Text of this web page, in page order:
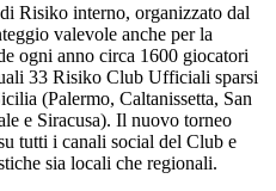
Risiko interno, organizzato dal
valevole anche per la
ogni anno circa 1600 giocatori
33 Risiko Club Ufficiali sparsi
(Palermo, Caltanissetta, San
e Siracusa). Il nuovo torneo
tutti i canali social del Club e
sia locali che regionali.